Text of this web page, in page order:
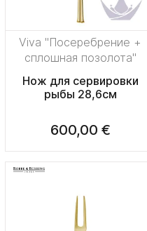
Viva "Посеребрение +
сплошная позолота"
Нож для сервировки
рыбы 28,6см
600,00 €